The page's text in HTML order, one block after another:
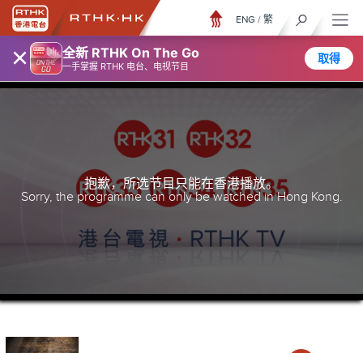
× 全新 RTHK On The Go
一手掌握 RTHK 电台、电视节目
取得
ENG / 繁
抱歉，所选节目只能在香港播放。
Sorry, the programme can only be watched in Hong Kong.